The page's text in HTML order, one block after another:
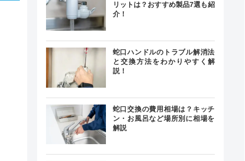
リットは？おすすめ製品7選も紹
介！
蛇口ハンドルのトラブル解消法
と交換方法をわかりやすく解
説！
蛇口交換の費用相場は？キッチ
ン・お風呂など場所別に相場を
解説